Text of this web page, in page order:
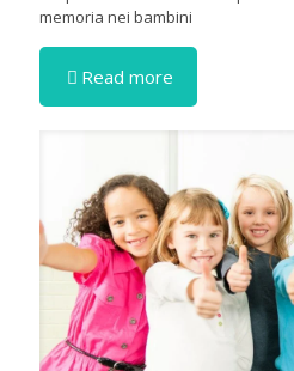
memoria nei bambini
Read more